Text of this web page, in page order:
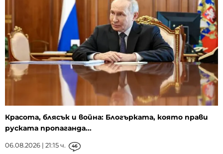
Красота, блясък и война: Блогърката, която прави
руската пропаганда...
06.08.2026 | 21:15 ч. 46